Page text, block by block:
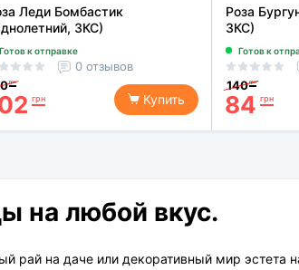
Леди Бомбастик
ЗКС)
Готов к отправке
0 отзывов
грн
грн Купить
Роза
ЗКС)
Готов к
140 грн
84 грн
на любой вкус.
рай на даче или декоративный мир эстета